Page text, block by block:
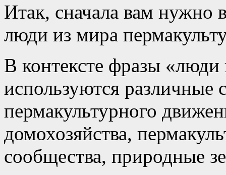
Итак, сначала вам нужно
люди из мира
В контексте фразы «люди
используются различные
пермакультурного
домохозяйства,
сообщества, природные